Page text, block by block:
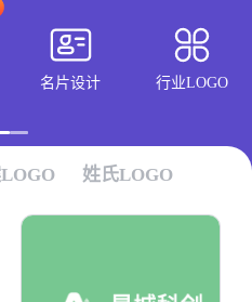
名片设计 行业LOGO
姓氏LOGO